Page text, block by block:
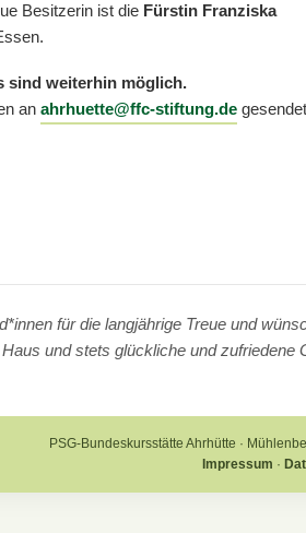
Besitzerin ist die Fürstin Franziska
sind weiterhin möglich.
an ahrhuette@ffc-stiftung.de gesendet
für die langjährige Treue und
und stets glückliche und zufriedene
PSG-Bundeskursstätte Ahrhütte ·
Impressum ·